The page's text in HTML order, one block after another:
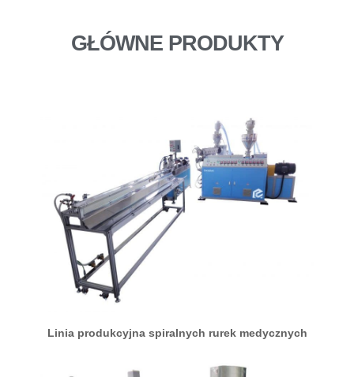
GŁÓWNE PRODUKTY
Linia produkcyjna spiralnych rurek medycznych